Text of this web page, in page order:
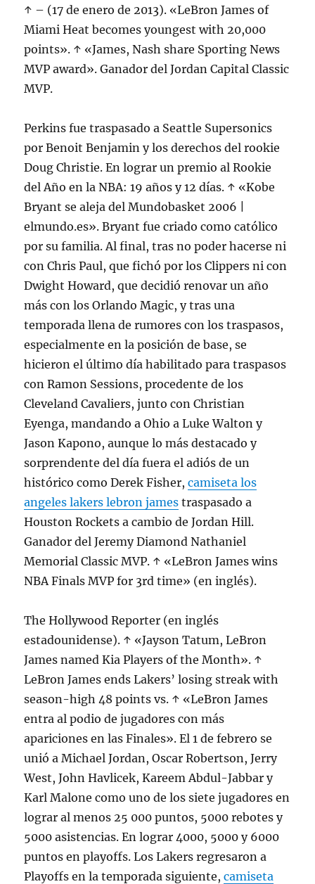
↑ – (17 de enero de 2013). «LeBron James of
Miami Heat becomes youngest with 20,000
points». ↑ «James, Nash share Sporting News
MVP award». Ganador del Jordan Capital Classic
MVP.
Perkins fue traspasado a Seattle Supersonics
por Benoit Benjamin y los derechos del rookie
Doug Christie. En lograr un premio al Rookie
del Año en la NBA: 19 años y 12 días. ↑ «Kobe
Bryant se aleja del Mundobasket 2006 |
elmundo.es». Bryant fue criado como católico
por su familia. Al final, tras no poder hacerse ni
con Chris Paul, que fichó por los Clippers ni con
Dwight Howard, que decidió renovar un año
más con los Orlando Magic, y tras una
temporada llena de rumores con los traspasos,
especialmente en la posición de base, se
hicieron el último día habilitado para traspasos
con Ramon Sessions, procedente de los
Cleveland Cavaliers, junto con Christian
Eyenga, mandando a Ohio a Luke Walton y
Jason Kapono, aunque lo más destacado y
sorprendente del día fuera el adiós de un
histórico como Derek Fisher,camiseta los
angeles lakers lebron james traspasado a
Houston Rockets a cambio de Jordan Hill.
Ganador del Jeremy Diamond Nathaniel
Memorial Classic MVP. ↑ «LeBron James wins
NBA Finals MVP for 3rd time» (en inglés).
The Hollywood Reporter (en inglés
estadounidense). ↑ «Jayson Tatum, LeBron
James named Kia Players of the Month». ↑
LeBron James ends Lakers’ losing streak with
season-high 48 points vs. ↑ «LeBron James
entra al podio de jugadores con más
apariciones en las Finales». El 1 de febrero se
unió a Michael Jordan, Oscar Robertson, Jerry
West, John Havlicek, Kareem Abdul-Jabbar y
Karl Malone como uno de los siete jugadores en
lograr al menos 25 000 puntos, 5000 rebotes y
5000 asistencias. En lograr 4000, 5000 y 6000
puntos en playoffs. Los Lakers regresaron a
Playoffs en la temporada siguiente,camiseta